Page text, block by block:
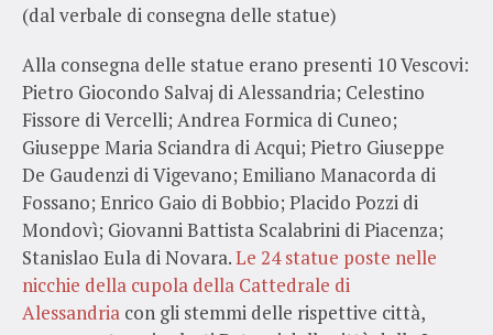
(dal verbale di consegna delle statue)
Alla consegna delle statue erano presenti 10 Vescovi:
Pietro Giocondo Salvaj di Alessandria; Celestino
Fissore di Vercelli; Andrea Formica di Cuneo;
Giuseppe Maria Sciandra di Acqui; Pietro Giuseppe
De Gaudenzi di Vigevano; Emiliano Manacorda di
Fossano; Enrico Gaio di Bobbio; Placido Pozzi di
Mondovì; Giovanni Battista Scalabrini di Piacenza;
Stanislao Eula di Novara.Le 24 statue poste nelle
nicchie della cupola della Cattedrale di
Alessandriacon gli stemmi delle rispettive città,